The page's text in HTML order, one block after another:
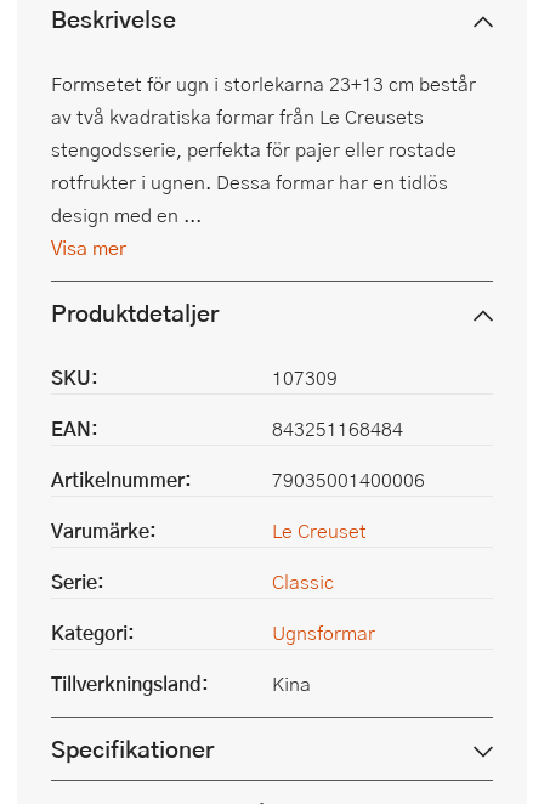
Beskrivelse
Formsetet för ugn i storlekarna 23+13 cm består
av två kvadratiska formar från Le Creusets
stengodsserie, perfekta för pajer eller rostade
rotfrukter i ugnen. Dessa formar har en tidlös
design med en ...
Visa mer
Produktdetaljer
SKU:
107309
EAN:
843251168484
Artikelnummer:
79035001400006
Varumärke:
Le Creuset
Serie:
Classic
Kategori:
Ugnsformar
Tillverkningsland:
Kina
Specifikationer